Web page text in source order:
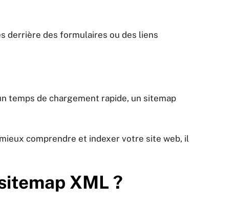
derrière des formulaires ou des liens
temps de chargement rapide, un sitemap
comprendre et indexer votre site web, il
XML ?